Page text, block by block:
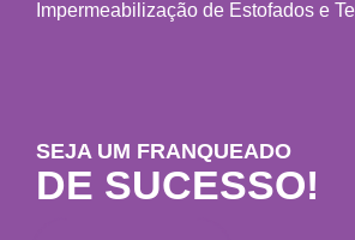
Impermeabilização de Estofados e
SEJA UM FRANQUEADO
DE SUCESSO!